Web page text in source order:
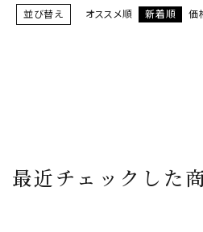
並び替え オススメ順 新着順 価
最近チェックした